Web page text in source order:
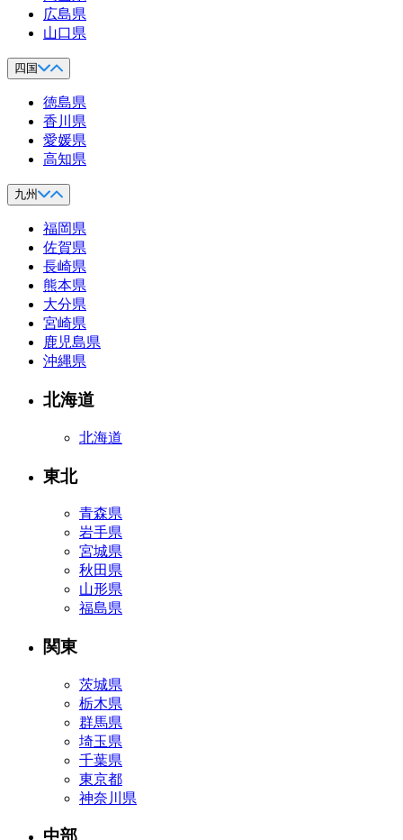
広島県
山口県
四国
徳島県
香川県
愛媛県
高知県
九州
福岡県
佐賀県
長崎県
熊本県
大分県
宮崎県
鹿児島県
沖縄県
北海道
北海道
東北
青森県
岩手県
宮城県
秋田県
山形県
福島県
関東
茨城県
栃木県
群馬県
埼玉県
千葉県
東京都
神奈川県